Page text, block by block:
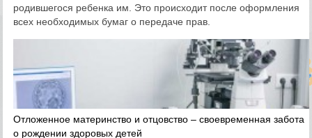
родившегося ребенка им. Это происходит после оформления
всех необходимых бумаг о передаче прав.
Отложенное материнство и отцовство – своевременная забота
о рождении здоровых детей